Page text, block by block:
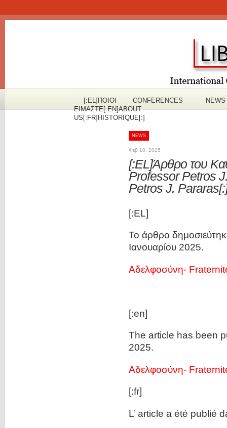
[:EL]ΠOΙΟΙ
ΕΙΜΑΣΤΕ[:EN]ABOUT
US[:FR]HISTORIQUE[:]
CONFERENCES NEWS
NEWS
Φεβ 10, 2025
[:EL]Άρθρο του
Professor Petros
Petros J.
[:EL]
Το άρθρο
Ιανουαρίου 2025.
Αδελφοσύνη-
[:en]
The article has been
2025.
Αδελφοσύνη-
[:fr]
L’ article a été publié